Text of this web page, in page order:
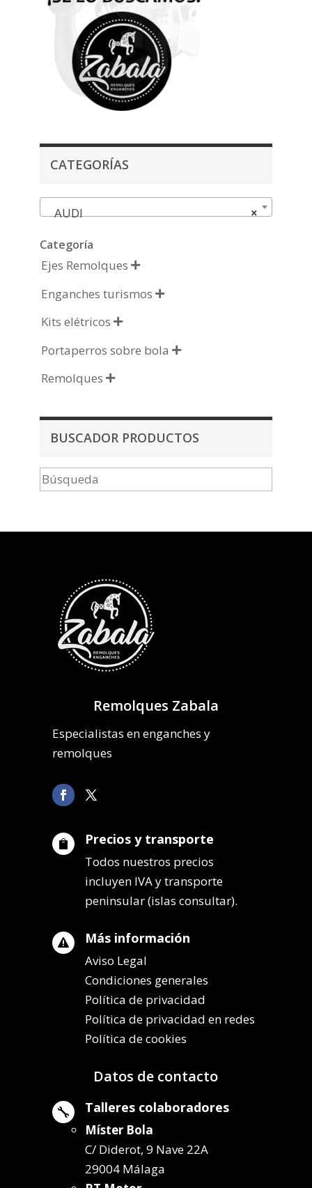
CATEGORÍAS
×
AUDI
Categoría
Ejes Remolques 
Enganches turismos 
Kits elétricos 
Portaperros sobre bola 
Remolques 
BUSCADOR PRODUCTOS
Remolques Zabala
Especialistas en enganches y
remolques
 Precios y transporte
Todos nuestros precios
incluyen IVA y transporte
peninsular (islas consultar).
 Más información
Aviso Legal
Condiciones generales
Política de privacidad
Política de privacidad en redes
Política de cookies
Datos de contacto
 Talleres colaboradores
Míster Bola
C/ Diderot, 9 Nave 22A
29004 Málaga